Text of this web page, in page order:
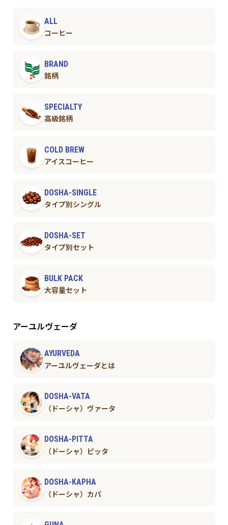
ALL
コーヒー
BRAND
銘柄
SPECIALTY
高級銘柄
COLD BREW
アイスコーヒー
DOSHA-SINGLE
タイプ別シングル
DOSHA-SET
タイプ別セット
BULK PACK
大容量セット
アーユルヴェーダ
AYURVEDA
アーユルヴェーダとは
DOSHA-VATA
（ドーシャ）ヴァータ
DOSHA-PITTA
（ドーシャ）ピッタ
DOSHA-KAPHA
（ドーシャ）カパ